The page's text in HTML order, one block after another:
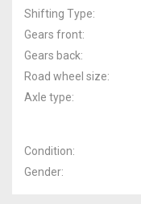
Shifting Type
Gears front
Gears back
Road wheel size
Axle type
Condition
Gender